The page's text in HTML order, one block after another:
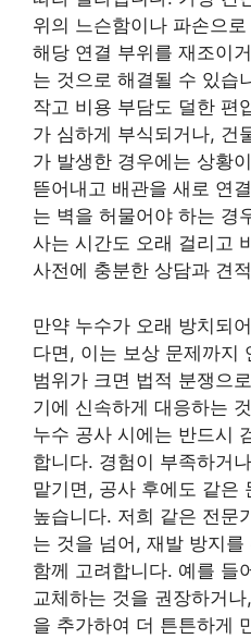
위의 느슨함이나 파손으
해당 연결 부위를 재조이
는 것으로 해결될 수 있습
작고 비용 부담도 덜한 편
가 심하게 부식되거나, 건
가 발생한 경우에는 상황
뜯어내고 배관을 새로 연
는 벽을 허물어야 하는 경
사는 시간도 오래 걸리고
사전에 충분한 상담과 견
만약 누수가 오래 방치되
다면, 이는 보상 문제까지
범위가 크면 법적 분쟁으
기에 신속하게 대응하는
누수 공사 시에는 반드시
합니다. 경험이 부족하거
맡기면, 공사 후에도 같은
높습니다. 저희 같은 전문
는 것을 넘어, 재발 방지
함께 고려합니다. 예를 들
교체하는 것을 권장하거
을 추가하여 더 튼튼하게